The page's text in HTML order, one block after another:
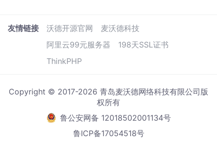
友情链接 沃德开源官网
麦沃德科技
阿里云99元服务器
198天SSL证书
ThinkPHP
Copyright © 2017-2026 青岛麦沃德网络科技有限公司版
权所有
鲁公安网备 12018502001134号
鲁ICP备17054518号